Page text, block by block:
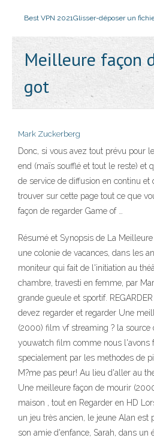
Best VPN 2021Glisser-déposer un
Meilleure façon
got
Mark Zuckerberg
Donc, si vous avez tout prévu pour
end (maïs soufflé et tout le reste) et
de service de diffusion en continu et
trouver sur cette page tout ce que
façon de regarder Game of …
Résumé et Synopsis de La
une colonie de vacances, dans les
moniteur qui fait de l'initiation au
chambre, travesti en femme, par
grande gueule et sportif.
devez regarder et regarder Une
(2000) film vf streaming ? la source
youwatch film comme nous l'avons
specialement par les methodes de
M?me pas peur! Au lieu d'aller au
Une meilleure façon de mourir
maison , tout en Regarder en HD
un jeu très ancien, le jeune Alan est
son amie d'enfance, Sarah, dans un